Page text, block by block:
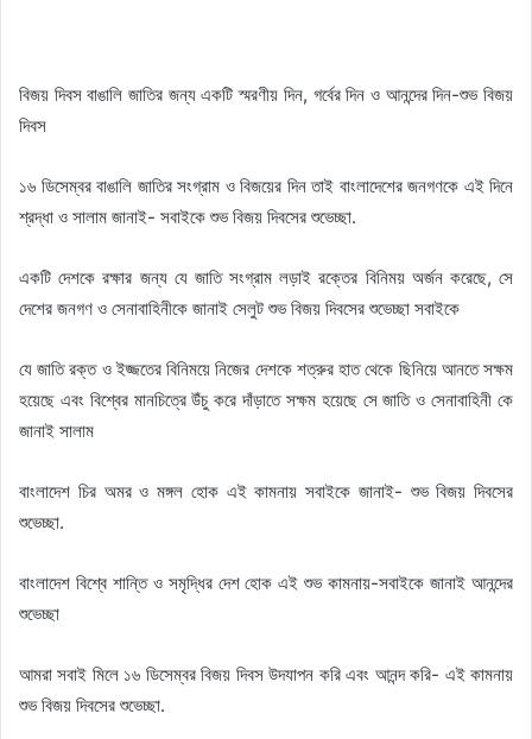
বিজয় দিবস বাঙালি জাতির জন্য একটি স্মরণীয় দিন, গর্বের দিন ও আনন্দের দিন-শুভ বিজয়
দিবস
১৬ ডিসেম্বর বাঙালি জাতির সংগ্রাম ও বিজয়ের দিন তাই বাংলাদেশের জনগণকে এই দিনে
শ্রদ্ধা ও সালাম জানাই- সবাইকে শুভ বিজয় দিবসের শুভেচ্ছা.
একটি দেশকে রক্ষার জন্য যে জাতি সংগ্রাম লড়াই রক্তের বিনিময় অর্জন করেছে, সে
দেশের জনগণ ও সেনাবাহিনীকে জানাই সেলুট শুভ বিজয় দিবসের শুভেচ্ছা সবাইকে
যে জাতি রক্ত ও ইজ্জতের বিনিময়ে নিজের দেশকে শত্রুর হাত থেকে ছিনিয়ে আনতে সক্ষম
হয়েছে এবং বিশ্বের মানচিত্রে উঁচু করে দাঁড়াতে সক্ষম হয়েছে সে জাতি ও সেনাবাহিনী কে
জানাই সালাম
বাংলাদেশ চির অমর ও মঙ্গল হোক এই কামনায় সবাইকে জানাই- শুভ বিজয় দিবসের
শুভেচ্ছা.
বাংলাদেশ বিশ্বে শান্তি ও সমৃদ্ধির দেশ হোক এই শুভ কামনায়-সবাইকে জানাই আনন্দের
শুভেচ্ছা
আমরা সবাই মিলে ১৬ ডিসেম্বর বিজয় দিবস উদযাপন করি এবং আনন্দ করি- এই কামনায়
শুভ বিজয় দিবসের শুভেচ্ছা.